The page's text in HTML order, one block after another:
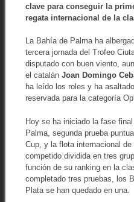
clave para conseguir la
regata internacional de la
La Bahía de Palma ha
tercera jornada del Trofeo
disputado con buen viento,
el catalán Joan Domingo
ha leído los roles y ha
reservada para la categoría
Hoy se ha iniciado la fase
Palma, segunda prueba
Cup, y la flota internacional
competido dividida en tres
función de su ranking en la
completado tres pruebas, los
Plata se han quedado en una.